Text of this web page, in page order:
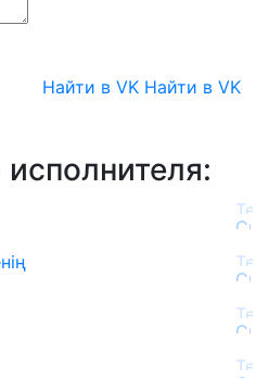
Найти в VK Найти в VK